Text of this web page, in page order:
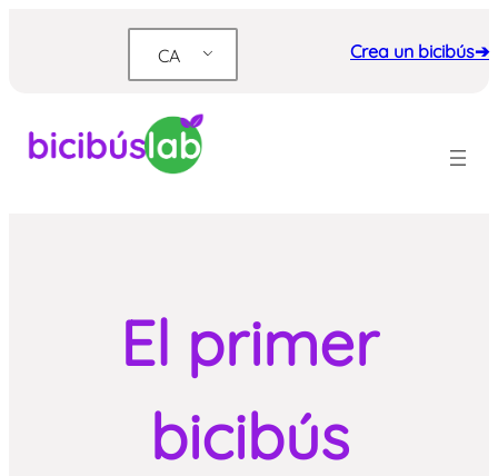
CA Crea un bicibús➔
El primer
bicibús